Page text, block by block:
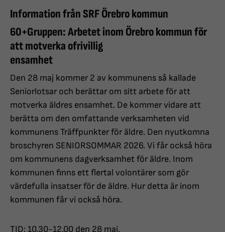
Information från SRF Örebro kommun
60+Gruppen: Arbetet inom Örebro kommun för
att motverka ofrivillig
ensamhet
Den 28 maj kommer 2 av kommunens så kallade
Seniorlotsar och berättar om sitt arbete för att
motverka äldres ensamhet. De kommer vidare att
berätta om den omfattande verksamheten vid
kommunens Träffpunkter för äldre. Den nyutkomna
broschyren SENIORSOMMAR 2026. Vi får också höra
om kommunens dagverksamhet för äldre. Inom
kommunen finns ett flertal volontärer som gör
värdefulla insatser för de äldre. Hur detta är inom
kommunen får vi också höra.
TID: 10.30-12.00 den 28 maj.